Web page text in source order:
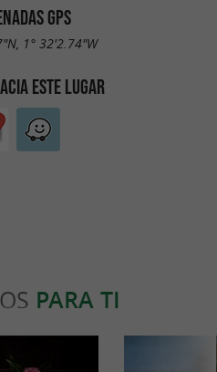
GPS
1° 32'2.74"W
ESTE LUGAR
PARA TI